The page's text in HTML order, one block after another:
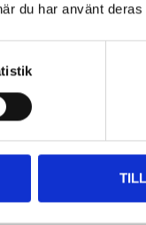
du har använt deras